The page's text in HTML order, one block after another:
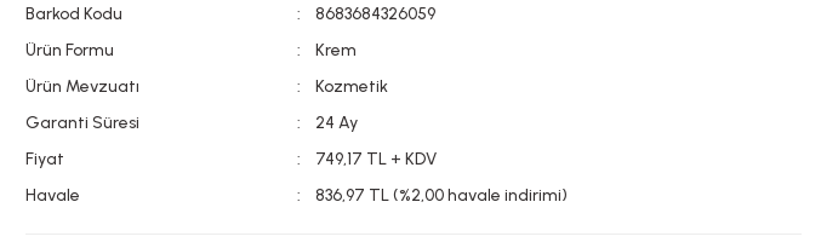
Barkod Kodu
8683684326059
Ürün Formu
Krem
Ürün Mevzuatı
Kozmetik
Garanti Süresi
24 Ay
Fiyat
749,17 TL + KDV
Havale
836,97 TL (%2,00 havale indirimi)